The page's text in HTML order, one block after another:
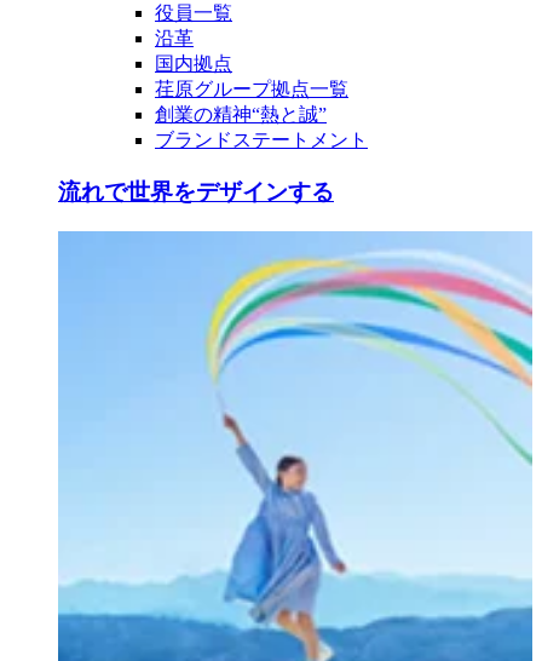
役員一覧
沿革
国内拠点
荏原グループ拠点一覧
創業の精神“熱と誠”
ブランドステートメント
流れで世界をデザインする